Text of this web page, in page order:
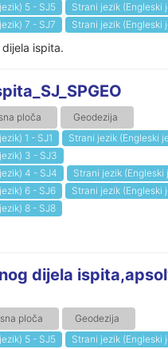
5 - SJ5
Strani jezik (Engleski
7 - SJ7
Strani jezik (Engleski
ispita.
ploča
Geodezija
1 - SJ1
Strani jezik (Engleski
3 - SJ3
4 - SJ4
Strani jezik (Engleski
6 - SJ6
Strani jezik (Engleski
8 - SJ8
dijela
ploča
Geodezija
5 - SJ5
Strani jezik (Engleski